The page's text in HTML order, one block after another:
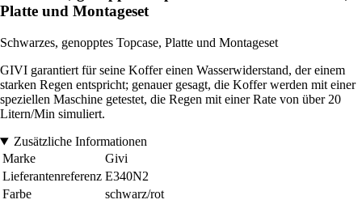
Platte und Montageset
Schwarzes, genopptes Topcase, Platte und Montageset
GIVI garantiert für seine Koffer einen Wasserwiderstand, der einem
starken Regen entspricht; genauer gesagt, die Koffer werden mit einer
speziellen Maschine getestet, die Regen mit einer Rate von über 20
Litern/Min simuliert.
Zusätzliche Informationen
Marke
Givi
Lieferantenreferenz E340N2
Farbe
schwarz/rot